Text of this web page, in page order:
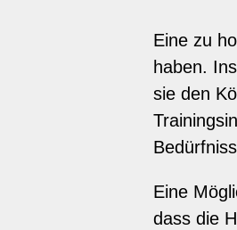
Eine zu
haben.
sie den
Eine
dass die